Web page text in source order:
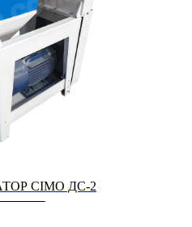
СІМО ДС-2